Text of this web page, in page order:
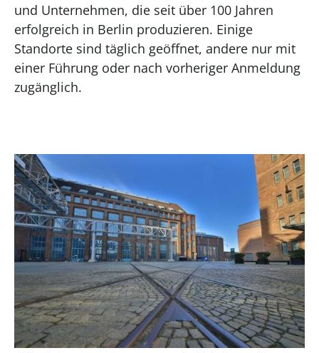
und Unternehmen, die seit über 100 Jahren
erfolgreich in Berlin produzieren. Einige
Standorte sind täglich geöffnet, andere nur mit
einer Führung oder nach vorheriger Anmeldung
zugänglich.